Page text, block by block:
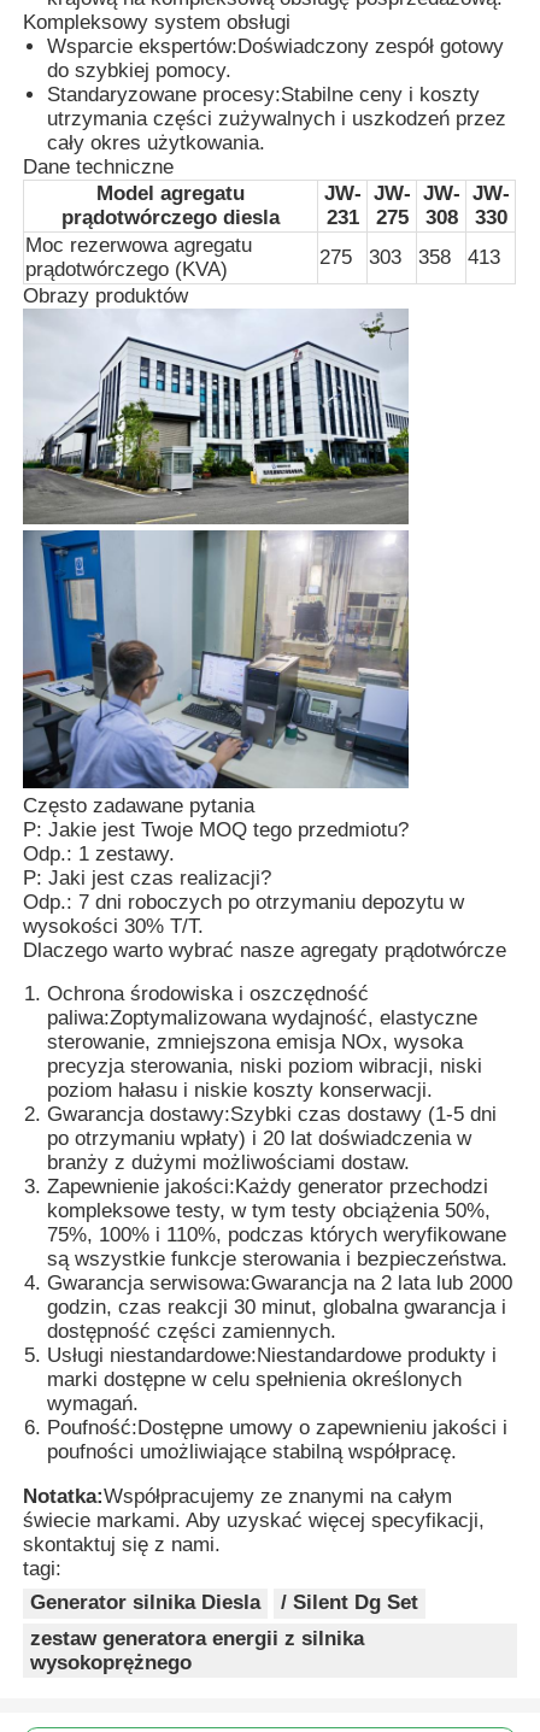
Zestaw generatora CNG
Akcesoria do generatorów
Mobilny pojazd oświetleniowy
Kompleksowy system obsługi
Wsparcie ekspertów:Doświadczony zespół gotowy
do szybkiej pomocy.
Standaryzowane procesy:Stabilne ceny i koszty
utrzymania części zużywalnych i uszkodzeń przez
cały okres użytkowania.
Dane techniczne
Model agregatu
prądotwórczego diesla
JW-
231
JW-
275
JW-
308
JW-
330
Moc rezerwowa agregatu
prądotwórczego (KVA)
275 303 358
413
Obrazy produktów
Często zadawane pytania
P: Jakie jest Twoje MOQ tego przedmiotu?
Odp.: 1 zestawy.
P: Jaki jest czas realizacji?
Odp.: 7 dni roboczych po otrzymaniu depozytu w
wysokości 30% T/T.
Dlaczego warto wybrać nasze agregaty prądotwórcze
Ochrona środowiska i oszczędność
paliwa:Zoptymalizowana wydajność, elastyczne
sterowanie, zmniejszona emisja NOx, wysoka
precyzja sterowania, niski poziom wibracji, niski
poziom hałasu i niskie koszty konserwacji.
Gwarancja dostawy:Szybki czas dostawy (1-5 dni
po otrzymaniu wpłaty) i 20 lat doświadczenia w
branży z dużymi możliwościami dostaw.
Zapewnienie jakości: Każdy generator przechodzi
kompleksowe testy, w tym testy obciążenia 50%,
75%, 100% i 110%, podczas których weryfikowane
są wszystkie funkcje sterowania i bezpieczeństwa.
Gwarancja serwisowa:Gwarancja na 2 lata lub 2000
godzin, czas reakcji 30 minut, globalna gwarancja i
dostępność części zamiennych.
Usługi niestandardowe:Niestandardowe produkty i
marki dostępne w celu spełnienia określonych
wymagań.
Poufność: Dostępne umowy o zapewnieniu jakości i
poufności umożliwiające stabilną współpracę.
Notatka:Współpracujemy ze znanymi na całym
świecie markami. Aby uzyskać więcej specyfikacji,
skontaktuj się z nami.
tagi:
Generator silnika Diesla
/ Silent Dg Set
zestaw generatora energii z silnika
wysokoprężnego